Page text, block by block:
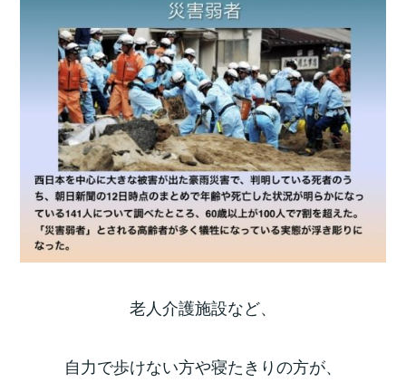
老人介護施設など、
自力で歩けない方や寝たきりの方が、